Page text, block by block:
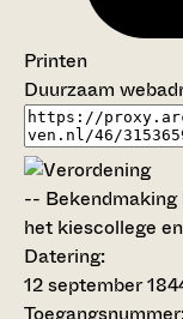
Printen
Duurzaam
--
het kiescollege
Datering:
12 september